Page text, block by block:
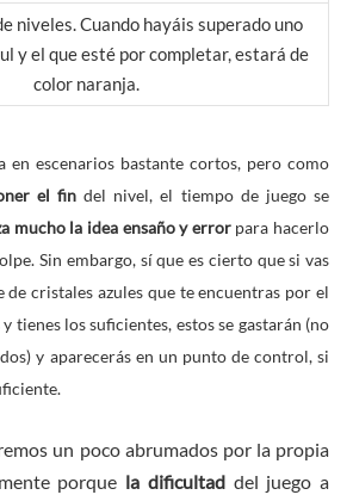
niveles. Cuando hayáis superado uno
y el que esté por completar, estará de
color naranja.
en escenarios bastante cortos, pero como
el findel nivel, el tiempo de juego se
mucho la idea ensaño y error para hacerlo
Sin embargo, sí que es cierto que si vas
de cristales azules que te encuentras por el
tienes los suficientes, estos se gastarán (no
y aparecerás en un punto de control, si
un poco abrumados por la propia
porque la dificultaddel juego a